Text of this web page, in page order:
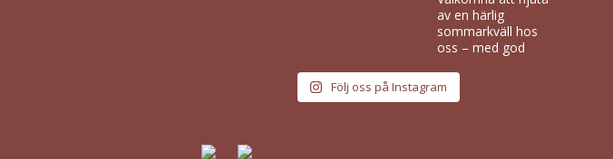
Följ oss på Instagram